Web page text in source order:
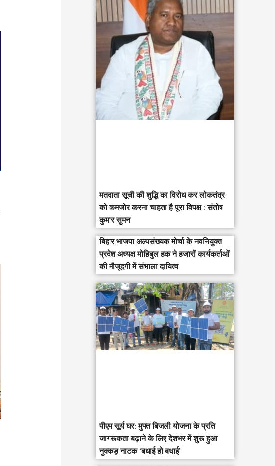
मतदाता सूची की शुद्धि का विरोध कर लोकतंत्र
को कमजोर करना चाहता है पूरा विपक्ष : संतोष
कुमार सुमन
बिहार भाजपा अल्पसंख्यक मोर्चा के नवनियुक्त
प्रदेश अध्यक्ष मोहिबुल हक ने हजारों कार्यकर्ताओं
की मौजूदगी में संभाला दायित्व
पीएम सूर्य घर: मुफ्त बिजली योजना के प्रति
जागरूकता बढ़ाने के लिए देशभर में शुरू हुआ
नुक्कड़ नाटक ‘बधाई हो बधाई’